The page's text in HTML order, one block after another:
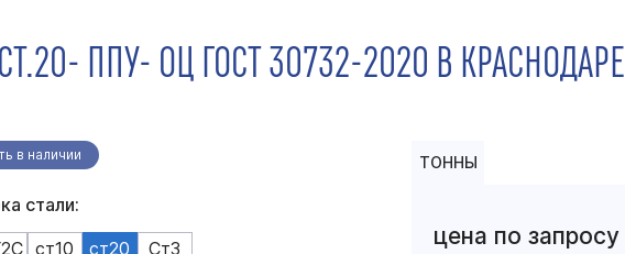
ППУ- ОЦ ГОСТ 30732-2020 В КРАСНОДАРЕ
в наличии
стали:
ст10 ст20 Ст3
ТОННЫ
цена по запросу